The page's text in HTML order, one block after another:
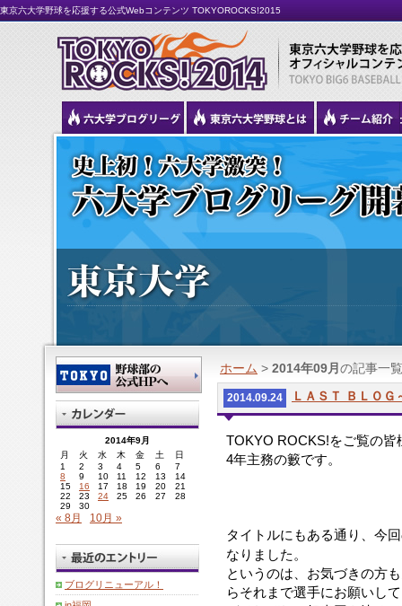
東京六大学野球を応援する公式Webコンテンツ TOKYOROCKS!2015
ホーム > 2014年09月 の記事一覧
2014.09.24 ＬＡＳＴ ＢＬＯＧ
TOKYO ROCKS!をご覧の
4年主務の籔です。
タイトルにもある通り、今
なりました。
というのは、お気づきの方
らそれまで選手にお願いし
2014年9月
月
火 水 木 金 土
日
1
2 3 4 5 6
7
8
9 10 11 12 13
14
15
16 17 18 19 20
21
22
23 24 25 26 27
28
29
30
« 8月 10月 »
ブログリニューアル！